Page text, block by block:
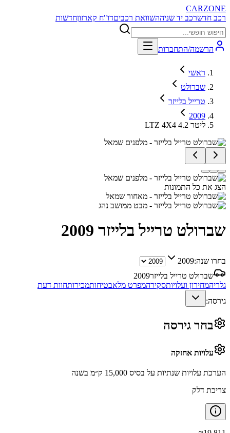
CARZONE
רכב חדשרכב יד שניההשוואת רכביםדו"ח קארזוןחדשות
הרשמה/התחברות
ראשי
שברולט
טרייל בלייזר
2009
LTZ 4X4 4.2 ליטר
הצג את כל התמונות
שברולט טרייל בלייזר 2009
בחרו שנה:2009
שברולט טרייל בלייזר2009
גלריהמחירון ועלויותסקירהמפרט מלאבטיחותמכירותחוות דעת
גירסה:
בחר גירסה
עלויות אחזקה
הערכת עלויות שנתיות על בסיס 15,000 ק״מ בשנה
צריכת דלק